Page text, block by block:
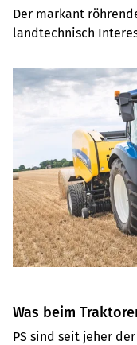
Der markant
landtechnisch
Herstellers John
verändert, dafür
besserer
Deere 1997 seine
Was beim
PS sind seit jeher